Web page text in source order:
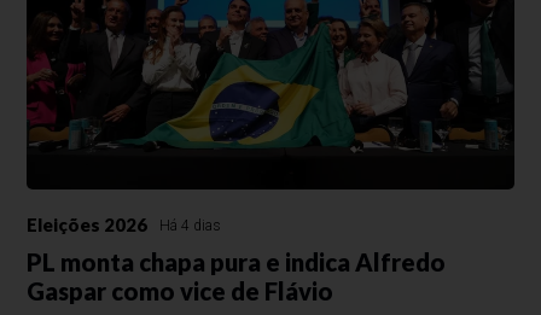
Eleições 2026 Há 4 dias
PL monta chapa pura e indica Alfredo
Gaspar como vice de Flávio